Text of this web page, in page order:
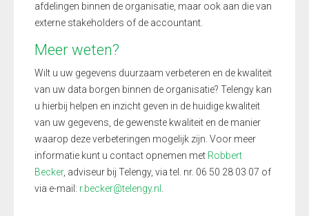
afdelingen binnen de organisatie, maar ook aan die van
externe stakeholders of de accountant.
Meer weten?
Wilt u uw gegevens duurzaam verbeteren en de kwaliteit
van uw data borgen binnen de organisatie? Telengy kan
u hierbij helpen en inzicht geven in de huidige kwaliteit
van uw gegevens, de gewenste kwaliteit en de manier
waarop deze verbeteringen mogelijk zijn. Voor meer
informatie kunt u contact opnemen met Robbert
Becker, adviseur bij Telengy, via tel. nr. 06 50 28 03 07 of
via e-mail: r.becker@telengy.nl